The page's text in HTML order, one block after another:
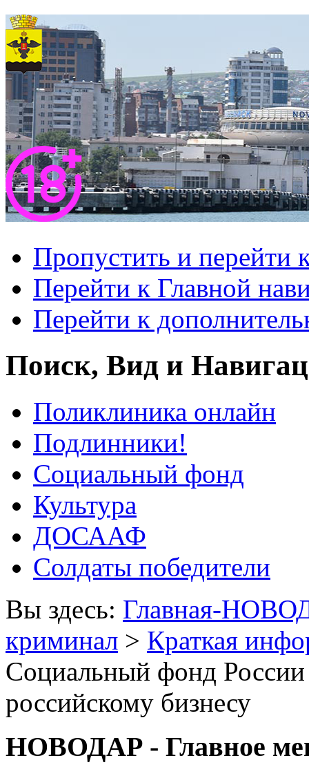
Пропустить и перейти
Перейти к Главной
Перейти к
Поиск, Вид и
Поликлиника онлайн
Подлинники!
Социальный фонд
Культура
ДОСААФ
Солдаты победители
Вы здесь: Главная-
криминал > Краткая
Социальный фонд России
российскому бизнесу
НОВОДАР - Главное